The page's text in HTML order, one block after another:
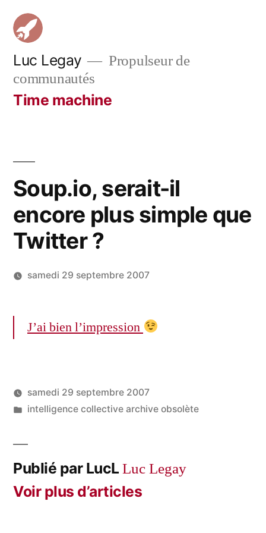
Aller
contenu
Luc Legay
Propulseur de
communautés
Time machine
Soup.io, serait-il
encore plus simple que
Twitter ?
samedi 29 septembre 2007
J’ai bien l’impression
Publié
LucL
samedi 29 septembre 2007
Publié
intelligence collective archive obsolète
Publié par LucLLuc Legay
Voir plus d’articles